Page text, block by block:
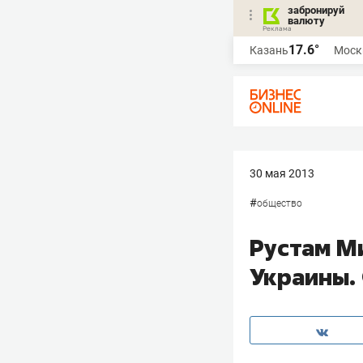
забронируй
валюту
Казань17.6°
30 мая 2013
#общество
Рустам